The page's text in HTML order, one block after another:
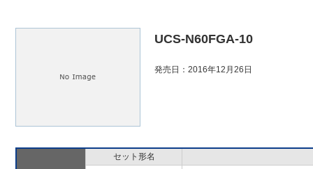
UCS-N60FGA-10
発売日：2016年12月26日
セット形名